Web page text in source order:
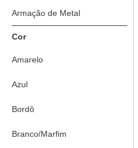
Miraflex
Ralph Lauren
Ray-Ban
Armação de Metal
Cor
Amarelo
Azul
Bordô
Branco/Marfim